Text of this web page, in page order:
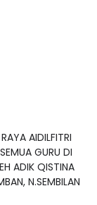
AIDILFITRI
GURU DI
ADIK QISTINA
N.SEMBILAN